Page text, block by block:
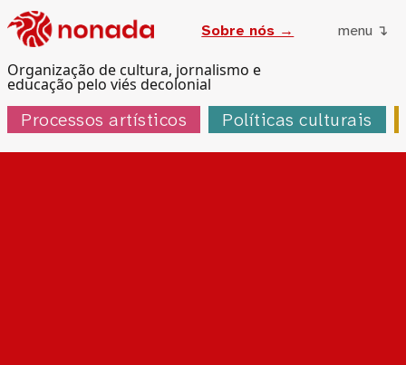
Organização de cultura, jornalismo e
educação pelo viés decolonial
Sobre nós → menu ↴
Processos artísticos Políticas culturais